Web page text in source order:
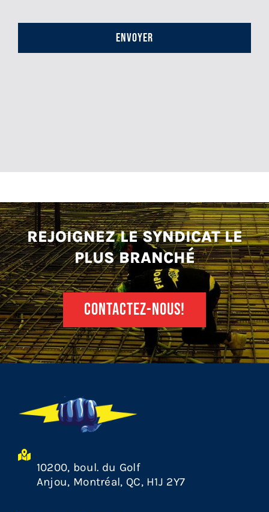
REJOIGNEZ LE SYNDICAT LE
PLUS BRANCHÉ
CONTACTEZ-NOUS!
10200, boul. du Golf
Anjou, Montréal, QC, H1J 2Y7